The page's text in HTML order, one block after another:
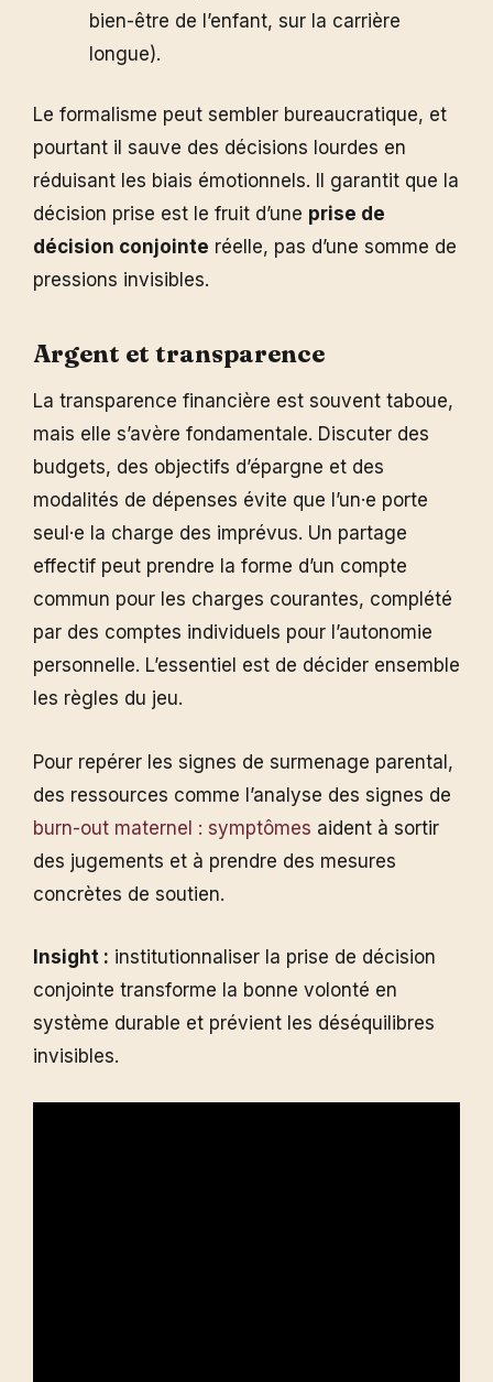
bien-être de l’enfant, sur la carrière
longue).
Le formalisme peut sembler bureaucratique, et
pourtant il sauve des décisions lourdes en
réduisant les biais émotionnels. Il garantit que la
décision prise est le fruit d’une prise de
décision conjointe réelle, pas d’une somme de
pressions invisibles.
Argent et transparence
La transparence financière est souvent taboue,
mais elle s’avère fondamentale. Discuter des
budgets, des objectifs d’épargne et des
modalités de dépenses évite que l’un·e porte
seul·e la charge des imprévus. Un partage
effectif peut prendre la forme d’un compte
commun pour les charges courantes, complété
par des comptes individuels pour l’autonomie
personnelle. L’essentiel est de décider ensemble
les règles du jeu.
Pour repérer les signes de surmenage parental,
des ressources comme l’analyse des signes de
burn-out maternel : symptômes aident à sortir
des jugements et à prendre des mesures
concrètes de soutien.
Insight : institutionnaliser la prise de décision
conjointe transforme la bonne volonté en
système durable et prévient les déséquilibres
invisibles.